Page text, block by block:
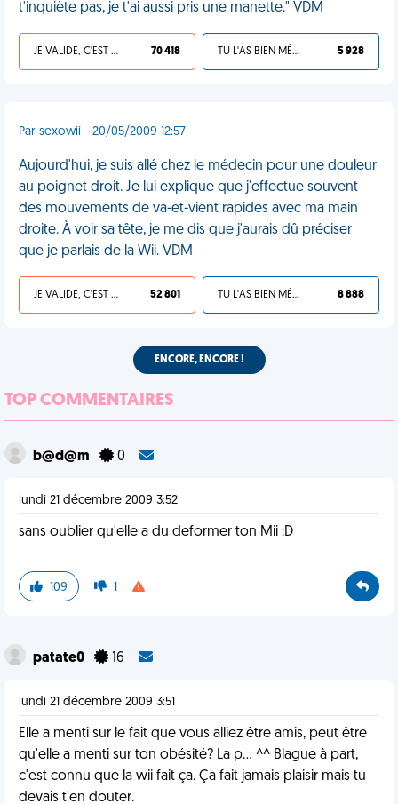
t'inquiète pas, je t'ai aussi pris une manette." VDM
JE VALIDE, C'EST UNE VDM 70 418 TU L'AS BIEN MÉRITÉ 5 928
Par sexowii - 20/05/2009 12:57
Aujourd'hui, je suis allé chez le médecin pour une douleur
au poignet droit. Je lui explique que j'effectue souvent
des mouvements de va-et-vient rapides avec ma main
droite. À voir sa tête, je me dis que j'aurais dû préciser
que je parlais de la Wii. VDM
JE VALIDE, C'EST UNE VDM 52 801 TU L'AS BIEN MÉRITÉ 8 888
ENCORE, ENCORE !
TOP COMMENTAIRES
b@d@m 0
lundi 21 décembre 2009 3:52
sans oublier qu'elle a du deformer ton Mii :D
109 1
patate0 16
lundi 21 décembre 2009 3:51
Elle a menti sur le fait que vous alliez être amis, peut être
qu'elle a menti sur ton obésité? La p... ^^ Blague à part,
c'est connu que la wii fait ça. Ça fait jamais plaisir mais tu
devais t'en douter.